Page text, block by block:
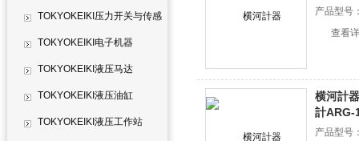
TOKYOKEIKI压力开关与传感
器 TOKYOKEIKI电子机器
TOKYOKEIKI液压马达
TOKYOKEIKI液压油缸
TOKYOKEIKI液压工作站
产品型号
查看
横河計
計ARG-
产品型号